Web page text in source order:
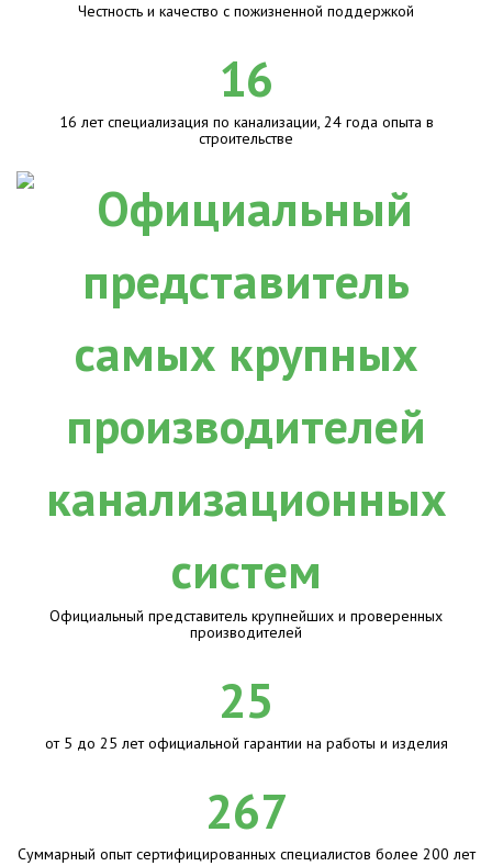
Честность и качество с пожизненной поддержкой
16
16 лет специализация по канализации, 24 года опыта в
строительстве
Официальный представитель крупнейших и проверенных
производителей
25
от 5 до 25 лет официальной гарантии на работы и изделия
267
Суммарный опыт сертифицированных специалистов более 200 лет